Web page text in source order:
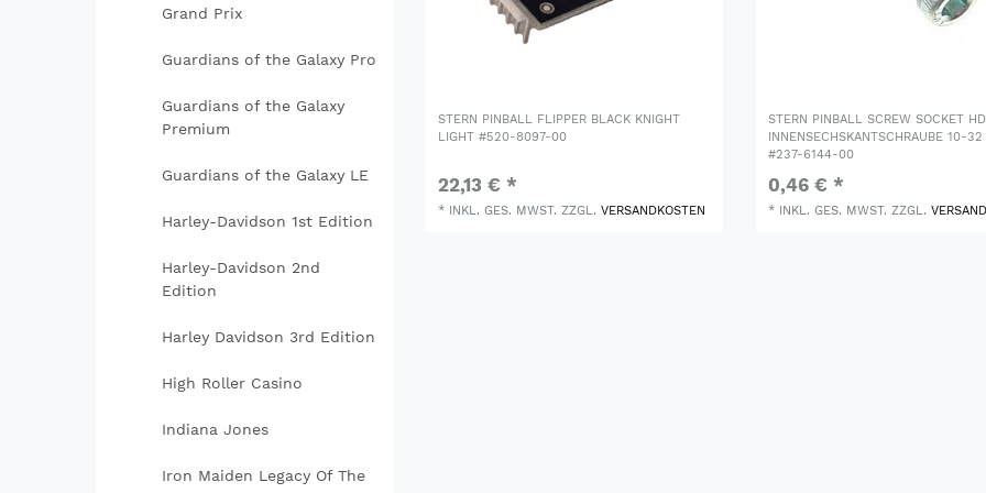
Grand Prix
Guardians of the Galaxy Pro
Guardians of the Galaxy
Premium
Guardians of the Galaxy LE
Harley-Davidson 1st Edition
Harley-Davidson 2nd
Edition
Harley Davidson 3rd Edition
High Roller Casino
Indiana Jones
Iron Maiden Legacy Of The
STERN PINBALL FLIPPER BLACK KNIGHT
LIGHT #520-8097-00
22,13 € *
* INKL. GES. MWST. ZZGL.VERSANDKOSTEN
STERN PINBALL SCREW SOCKET
INNENSECHSKANTSCHRAUBE 10-
#237-6144-00
0,46 € *
* INKL. GES. MWST. ZZGL.